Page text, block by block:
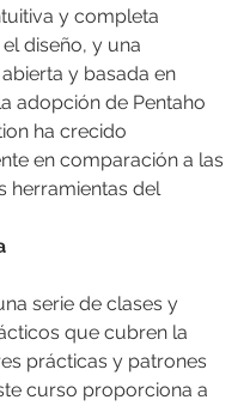
y completa
diseño, y una
y basada en
adopción de Pentaho
ha crecido
en comparación a las
herramientas del
serie de clases y
que cubren la
prácticas y patrones
curso proporciona a